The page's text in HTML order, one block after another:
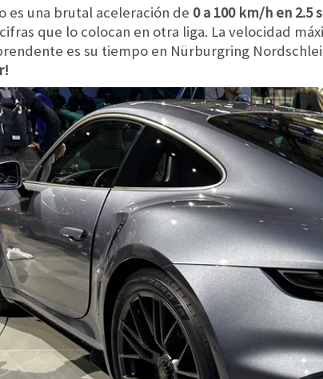
es una brutal aceleración de 0 a 100 km/h en 2.5
que lo colocan en otra liga. La velocidad
es su tiempo en Nürburgring